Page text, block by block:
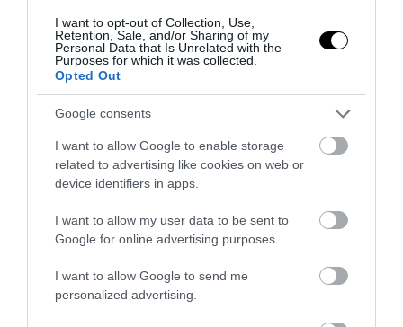
I want to opt-out of Collection, Use,
Retention, Sale, and/or Sharing of my
Personal Data that Is Unrelated with the
Purposes for which it was collected.
Opted Out
Google consents
I want to allow Google to enable storage
related to advertising like cookies on web or
device identifiers in apps.
I want to allow my user data to be sent to
Google for online advertising purposes.
I want to allow Google to send me
personalized advertising.
ΔΙΑΔΩΣΤΕ ΤΟ ΑΡΘΡΟ